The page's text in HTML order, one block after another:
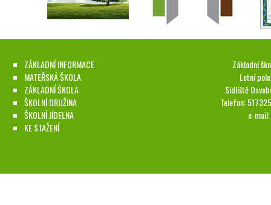
ZÁKLADNÍ INFORMACE
MATEŘSKÁ ŠKOLA
ZÁKLADNÍ ŠKOLA
ŠKOLNÍ DRUŽINA
ŠKOLNÍ JÍDELNA
KE STAŽENÍ
Základní
Letní
Sídliště
Telefon:
e-mail: